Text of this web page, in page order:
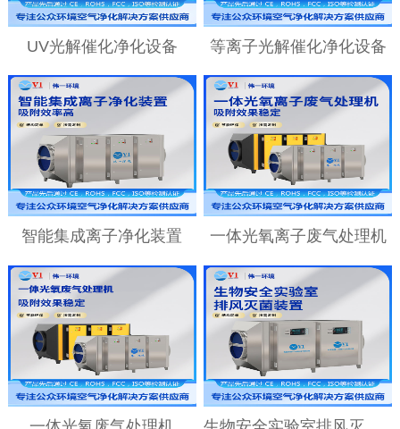
UV光解催化净化设备 等离子光解催化净化设备
智能集成离子净化装置 一体光氧离子废气处理机